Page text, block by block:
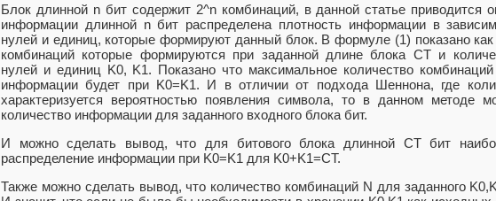
Блок длинной n бит содержит 2^n комбинаций, в данной статье приводится
информации длинной n бит распределена плотность информации в
нулей и единиц, которые формируют данный блок. В формуле (1) показано как
комбинаций которые формируются при заданной длине блока CT и
нулей и единиц K0, K1. Показано что максимальное количество комбинаций
информации будет при K0=K1. И в отличии от подхода Шеннона, где
характеризуется вероятностью появления символа, то в данном методе
количество информации для заданного входного блока бит.
И можно сделать вывод, что для битового блока длинной CT бит
распределение информации при K0=K1 для K0+K1=CT.
Также можно сделать вывод, что количество комбинаций N для заданного